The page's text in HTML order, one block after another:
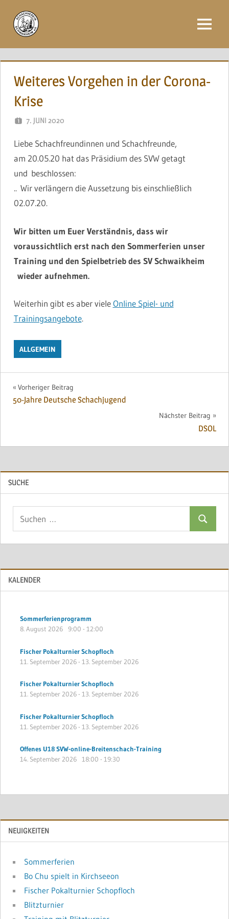
Inhalt
springen
Menü
Weiteres Vorgehen in der Corona-
Krise
7. JUNI 2020
Liebe Schachfreundinnen und Schachfreunde,
am 20.05.20 hat das Präsidium des SVW getagt
und beschlossen:
.. Wir verlängern die Aussetzung bis einschließlich
02.07.20.
Wir bitten um Euer Verständnis, dass wir
voraussichtlich erst nach den Sommerferien unser
Training und den Spielbetrieb des SV Schwaikheim
wieder aufnehmen.
Weiterhin gibt es aber vieleOnline Spiel- und
Trainingsangebote.
ALLGEMEIN
Beitragsnavigation
Vorheriger Beitrag
50-Jahre Deutsche Schachjugend
Nächster Beitrag
DSOL
SUCHE
Suchen
KALENDER
Sommerferienprogramm
8. August 2026 9:00 - 12:00
Fischer Pokalturnier Schopfloch
11. September 2026- 13. September 2026
Fischer Pokalturnier Schopfloch
11. September 2026- 13. September 2026
Fischer Pokalturnier Schopfloch
11. September 2026- 13. September 2026
Offenes U18 SVW-online-Breitenschach-Training
14. September 2026 18:00 - 19:30
NEUIGKEITEN
Sommerferien
Bo Chu spielt in Kirchseeon
Fischer Pokalturnier Schopfloch
Blitzturnier